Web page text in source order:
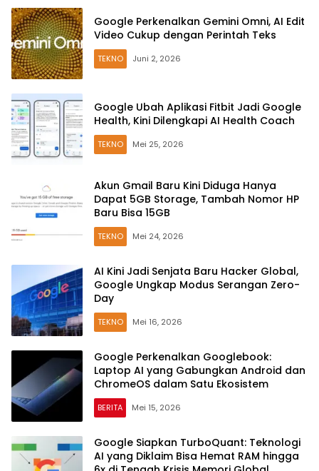
Google Perkenalkan Gemini Omni, AI Edit
Video Cukup dengan Perintah Teks
TEKNO Juni 2, 2026
Google Ubah Aplikasi Fitbit Jadi Google
Health, Kini Dilengkapi AI Health Coach
TEKNO Mei 25, 2026
Akun Gmail Baru Kini Diduga Hanya
Dapat 5GB Storage, Tambah Nomor HP
Baru Bisa 15GB
TEKNO Mei 24, 2026
AI Kini Jadi Senjata Baru Hacker Global,
Google Ungkap Modus Serangan Zero-
Day
TEKNO Mei 16, 2026
Google Perkenalkan Googlebook:
Laptop AI yang Gabungkan Android dan
ChromeOS dalam Satu Ekosistem
BERITA Mei 15, 2026
Google Siapkan TurboQuant: Teknologi
AI yang Diklaim Bisa Hemat RAM hingga